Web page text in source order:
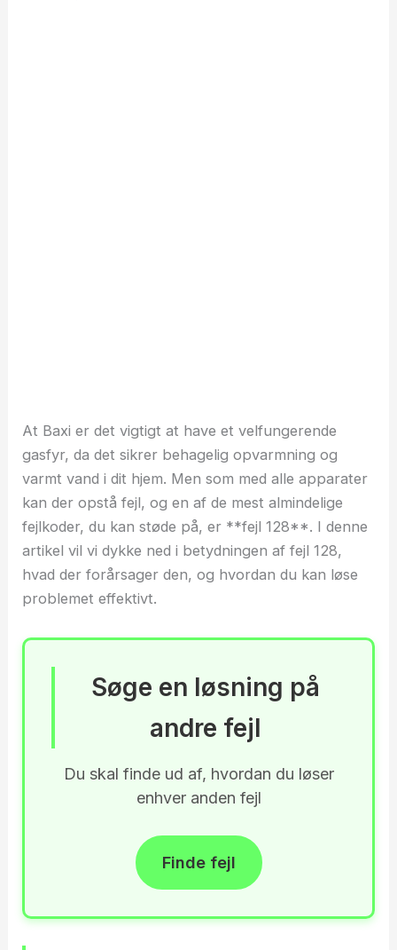
At Baxi er det vigtigt at have et velfungerende
gasfyr, da det sikrer behagelig opvarmning og
varmt vand i dit hjem. Men som med alle apparater
kan der opstå fejl, og en af de mest almindelige
fejlkoder, du kan støde på, er **fejl 128**. I denne
artikel vil vi dykke ned i betydningen af fejl 128,
hvad der forårsager den, og hvordan du kan løse
problemet effektivt.
Søge en løsning på
andre fejl
Du skal finde ud af, hvordan du løser
enhver anden fejl
Finde fejl